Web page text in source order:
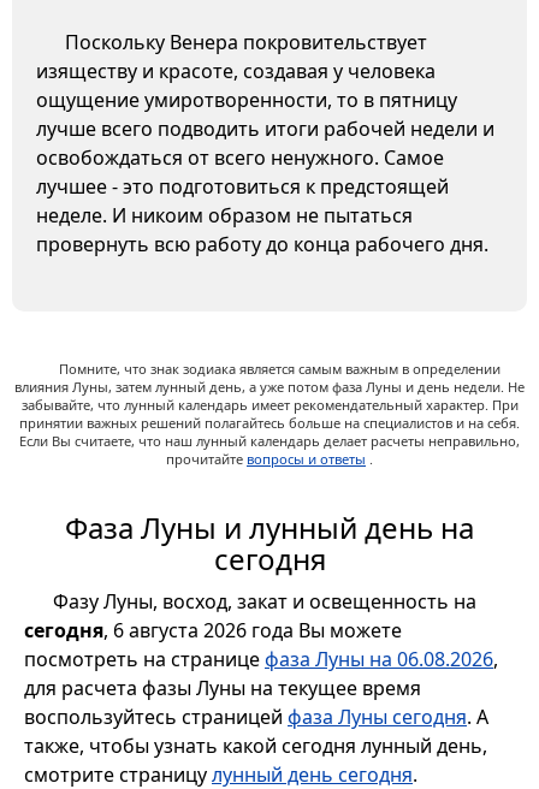
Поскольку Венера покровительствует
изяществу и красоте, создавая у человека
ощущение умиротворенности, то в пятницу
лучше всего подводить итоги рабочей недели и
освобождаться от всего ненужного. Самое
лучшее - это подготовиться к предстоящей
неделе. И никоим образом не пытаться
провернуть всю работу до конца рабочего дня.
Помните, что знак зодиака является самым важным в определении
влияния Луны, затем лунный день, а уже потом фаза Луны и день недели. Не
забывайте, что лунный календарь имеет рекомендательный характер. При
принятии важных решений полагайтесь больше на специалистов и на себя.
Если Вы считаете, что наш лунный календарь делает расчеты неправильно,
прочитайте вопросы и ответы .
Фаза Луны и лунный день на
сегодня
Фазу Луны, восход, закат и освещенность на
сегодня, 6 августа 2026 года Вы можете
посмотреть на страницефаза Луны на 06.08.2026,
для расчета фазы Луны на текущее время
воспользуйтесь страницей фаза Луны сегодня. А
также, чтобы узнать какой сегодня лунный день,
смотрите страницулунный день сегодня.